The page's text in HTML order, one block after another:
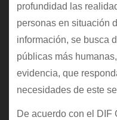
profundidad las
personas en situación
información, se busca
públicas más
evidencia, que
necesidades de este
De acuerdo con el DIF